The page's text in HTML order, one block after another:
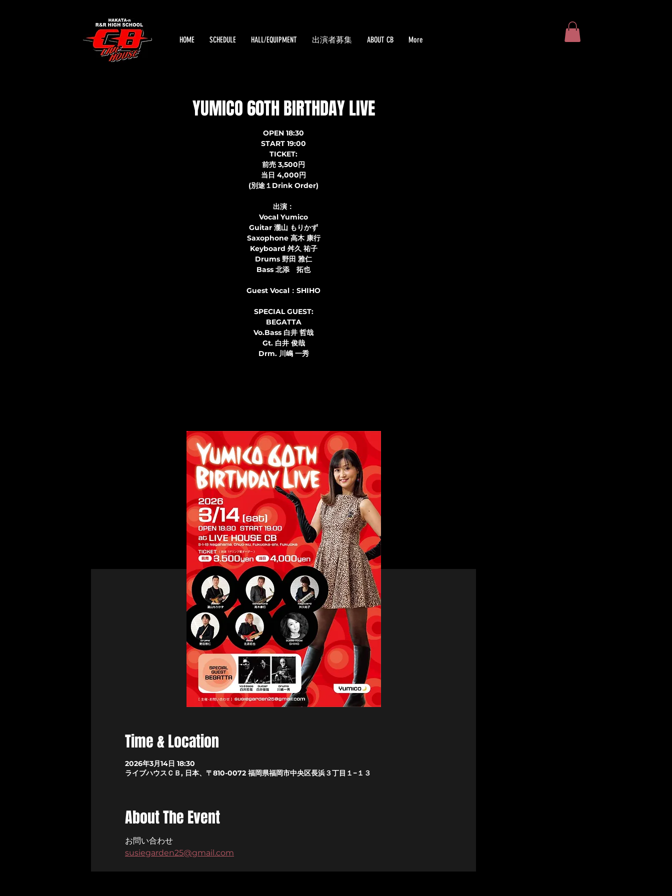
HOME SCHEDULE HALL/EQUIPMENT 出演者募集 ABOUT CB More
YUMICO 60TH BIRTHDAY LIVE
OPEN 18:30
START 19:00
TICKET:
前売 3,500円
当日 4,000円
(別途１Drink Order)
出演：
Vocal Yumico
Guitar 瀧山 もりかず
Saxophone 高木 康行
Keyboard 舛久 祐子
Drums 野田 雅仁
Bass 北添 拓也
Guest Vocal：SHIHO
SPECIAL GUEST:
BEGATTA
Vo.Bass 白井 哲哉
Gt. 白井 俊哉
Drm. 川嶋 一秀
Time & Location
2026年3月14日 18:30
ライブハウスＣＢ, 日本、〒810-0072 福岡県福岡市中央区長浜３丁目１−１３
About The Event
お問い合わせ
susiegarden25@gmail.com